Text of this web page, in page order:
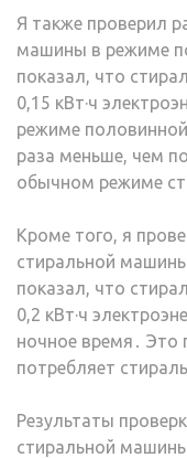
Я также проверил
машины в режиме
показал, что
0,15 кВт·ч
режиме
раза меньше, чем
обычном режиме
Кроме того, я
стиральной
показал, что
0,2 кВт·ч
ночное время․ Это
потребляет
Результаты
стиральной